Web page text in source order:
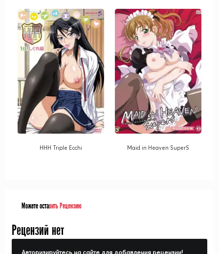
HHH Triple Ecchi Maid in Heaven SuperS
Можете оставить Рецензию
Рецензий нет
Авторизируйтесь на сайте для добавления рецензии!